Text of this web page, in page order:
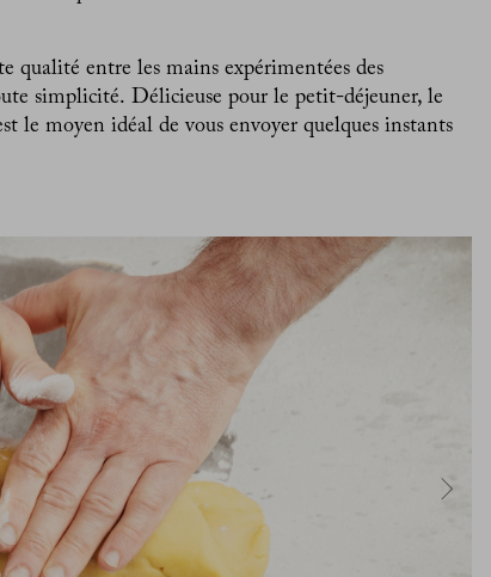
qualité entre les mains expérimentées des
simplicité. Délicieuse pour le petit-déjeuner, le
le moyen idéal de vous envoyer quelques instants